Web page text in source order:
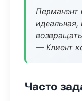
идеальная,
— Клиент
Часто